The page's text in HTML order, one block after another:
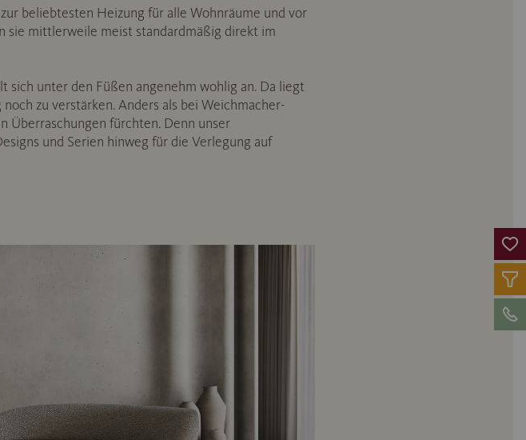
beliebtesten Heizung für alle Wohnräume und vor
sie mittlerweile meist standardmäßig direkt im
sich unter den Füßen angenehm wohlig an. Da liegt
zu verstärken. Anders als bei Weichmacher-
Überraschungen fürchten. Denn unser
und Serien hinweg für die Verlegung auf